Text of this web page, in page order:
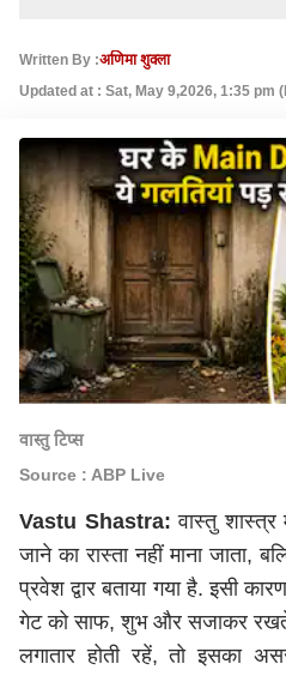
Written By :अणिमा शुक्ला
Updated at : Sat, May 9,2026, 1:35 pm
वास्तु टिप्स
Source : ABP Live
Vastu Shastra:वास्तु
जाने का रास्ता नहीं माना जाता,
प्रवेश द्वार बताया गया है. इसी
गेट को साफ, शुभ और सजाकर रखते
लगातार होती रहें, तो इसका